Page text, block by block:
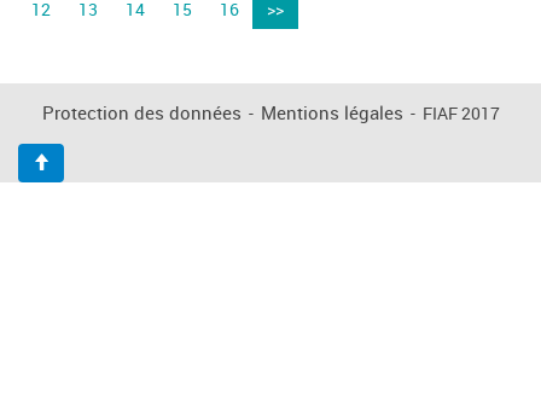
12
13 14 15 16 >>
Protection des données - Mentions légales - FIAF 2017